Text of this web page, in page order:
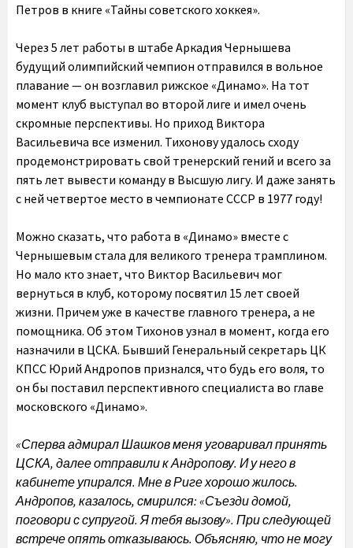
Петров в книге «Тайны советского хоккея».
Через 5 лет работы в штабе Аркадия Чернышева
будущий олимпийский чемпион отправился в вольное
плавание — он возглавил рижское «Динамо». На тот
момент клуб выступал во второй лиге и имел очень
скромные перспективы. Но приход Виктора
Васильевича все изменил. Тихонову удалось сходу
продемонстрировать свой тренерский гений и всего за
пять лет вывести команду в Высшую лигу. И даже занять
с ней четвертое место в чемпионате СССР в 1977 году!
Можно сказать, что работа в «Динамо» вместе с
Чернышевым стала для великого тренера трамплином.
Но мало кто знает, что Виктор Васильевич мог
вернуться в клуб, которому посвятил 15 лет своей
жизни. Причем уже в качестве главного тренера, а не
помощника. Об этом Тихонов узнал в момент, когда его
назначили в ЦСКА. Бывший Генеральный секретарь ЦК
КПСС Юрий Андропов признался, что будь его воля, то
он бы поставил перспективного специалиста во главе
московского «Динамо».
«Сперва адмирал Шашков меня уговаривал принять
ЦСКА, далее отправили к Андропову. И у него в
кабинете упирался. Мне в Риге хорошо жилось.
Андропов, казалось, смирился: «Съезди домой,
поговори с супругой. Я тебя вызову». При следующей
встрече опять отказываюсь. Объясняю, что не могу